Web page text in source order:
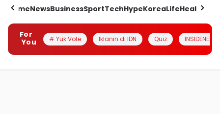
HomeNewsBusinessSportTechHypeKoreaLifeHealth
For
You
# Yuk Vote Iklanin di IDN Quiz INSIDENESIA